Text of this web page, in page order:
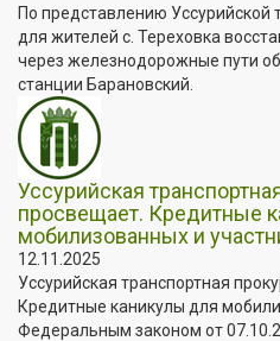
По представлению Уссурийской
для жителей с. Тереховка
через железнодорожные пути
станции Барановский.
Уссурийская
просвещает. Кредитные
мобилизованных и
12.11.2025
Уссурийская транспортная
Кредитные каникулы для
Федеральным законом от